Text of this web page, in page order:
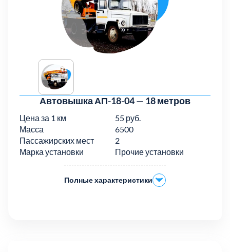
Автовышка АП-18-04 — 18 метров
Цена за 1 км
55 руб.
Масса
6500
Пассажирских мест
2
Марка установки
Прочие установки
Полные характеристики